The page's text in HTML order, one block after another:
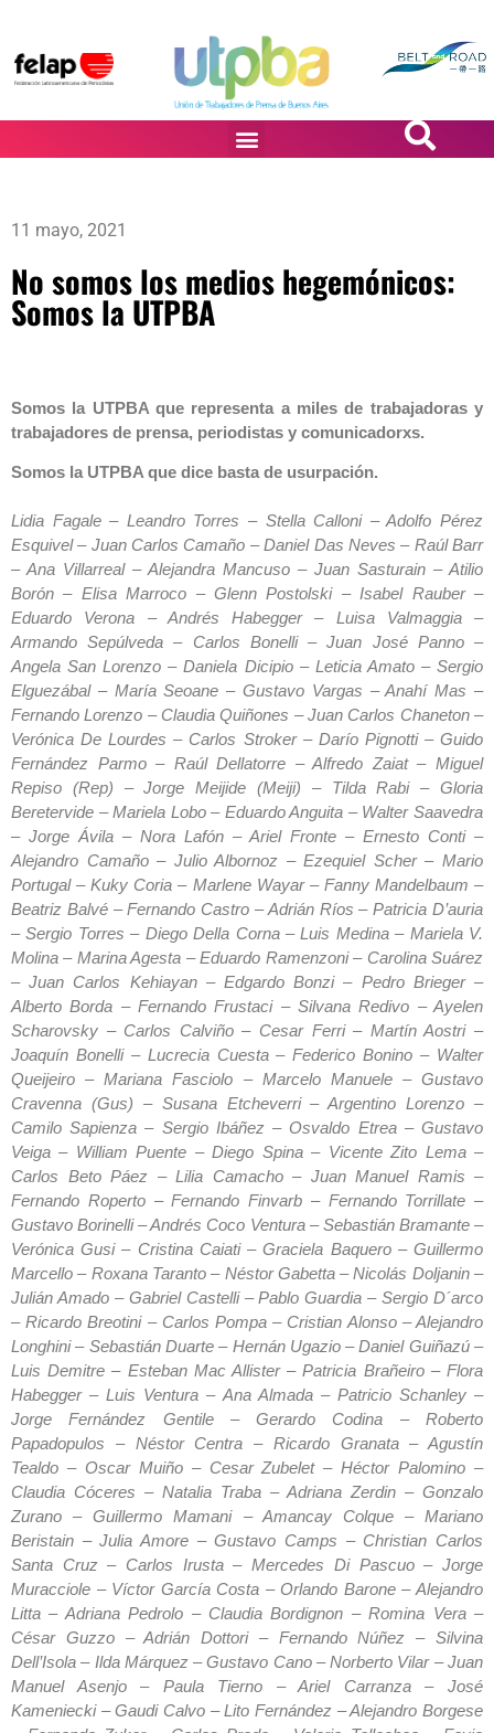
11 mayo, 2021
No somos los medios hegemónicos:
Somos la UTPBA
Somos la UTPBA que representa a miles de trabajadoras y
trabajadores de prensa, periodistas y comunicadorxs.
Somos la UTPBA que dice basta de usurpación.
Lidia Fagale – Leandro Torres – Stella Calloni – Adolfo Pérez Esquivel – Juan Carlos Camaño – Daniel Das Neves – Raúl Barr – Ana Villarreal – Alejandra Mancuso – Juan Sasturain – Atilio Borón – Elisa Marroco – Glenn Postolski – Isabel Rauber – Eduardo Verona – Andrés Habegger – Luisa Valmaggia – Armando Sepúlveda – Carlos Bonelli – Juan José Panno – Angela San Lorenzo – Daniela Dicipio – Leticia Amato – Sergio Elguezábal – María Seoane – Gustavo Vargas – Anahí Mas – Fernando Lorenzo – Claudia Quiñones – Juan Carlos Chaneton – Verónica De Lourdes – Carlos Stroker – Darío Pignotti – Guido Fernández Parmo – Raúl Dellatorre – Alfredo Zaiat – Miguel Repiso (Rep) – Jorge Meijide (Meiji) – Tilda Rabi – Gloria Beretervide – Mariela Lobo – Eduardo Anguita – Walter Saavedra – Jorge Ávila – Nora Lafón – Ariel Fronte – Ernesto Conti – Alejandro Camaño – Julio Albornoz – Ezequiel Scher – Mario Portugal – Kuky Coria – Marlene Wayar – Fanny Mandelbaum – Beatriz Balvé – Fernando Castro – Adrián Ríos – Patricia D’auria – Sergio Torres – Diego Della Corna – Luis Medina – Mariela V. Molina – Marina Agesta – Eduardo Ramenzoni – Carolina Suárez – Juan Carlos Kehiayan – Edgardo Bonzi – Pedro Brieger – Alberto Borda – Fernando Frustaci – Silvana Redivo – Ayelen Scharovsky – Carlos Calviño – Cesar Ferri – Martín Aostri – Joaquín Bonelli – Lucrecia Cuesta – Federico Bonino – Walter Queijeiro – Mariana Fasciolo – Marcelo Manuele – Gustavo Cravenna (Gus) – Susana Etcheverri – Argentino Lorenzo – Camilo Sapienza – Sergio Ibáñez – Osvaldo Etrea – Gustavo Veiga – William Puente – Diego Spina – Vicente Zito Lema – Carlos Beto Páez – Lilia Camacho – Juan Manuel Ramis – Fernando Roperto – Fernando Finvarb – Fernando Torrillate – Gustavo Borinelli – Andrés Coco Ventura – Sebastián Bramante – Verónica Gusi – Cristina Caiati – Graciela Baquero – Guillermo Marcello – Roxana Taranto – Néstor Gabetta – Nicolás Doljanin – Julián Amado – Gabriel Castelli – Pablo Guardia – Sergio D´arco – Ricardo Breotini – Carlos Pompa – Cristian Alonso – Alejandro Longhini – Sebastián Duarte – Hernán Ugazio – Daniel Guiñazú – Luis Demitre – Esteban Mac Allister – Patricia Brañeiro – Flora Habegger – Luis Ventura – Ana Almada – Patricio Schanley – Jorge Fernández Gentile – Gerardo Codina – Roberto Papadopulos – Néstor Centra – Ricardo Granata – Agustín Tealdo – Oscar Muiño – Cesar Zubelet – Héctor Palomino – Claudia Cóceres – Natalia Traba – Adriana Zerdin – Gonzalo Zurano – Guillermo Mamani – Amancay Colque – Mariano Beristain – Julia Amore – Gustavo Camps – Christian Carlos Santa Cruz – Carlos Irusta – Mercedes Di Pascuo – Jorge Muracciole – Víctor García Costa – Orlando Barone – Alejandro Litta – Adriana Pedrolo – Claudia Bordignon – Romina Vera – César Guzzo – Adrián Dottori – Fernando Núñez – Silvina Dell’Isola – Ilda Márquez – Gustavo Cano – Norberto Vilar – Juan Manuel Asenjo – Paula Tierno – Ariel Carranza – José Kameniecki – Gaudi Calvo – Lito Fernández – Alejandro Borgese – Fernando Zuker – Carlos Prado – Valeria Tellechea – Favio Verona – Fernando Brenner – Alberto Beto Ibarra – Alberto Cani Choque – Alejandra Gaudio – Alejandro Benedetti – Alfonso Choque Calzada – Américo Ruiz Moreno – Analía López – Aníbal López Guerra – Nélida Méndez – Raúl Moreno – Mario Hinostroza – Marta Schumperlin – Martín Elsseser – Nadia De Cinti – Martín Hacthoun – Miguel Aguirre – Miguel Hoyos – Miriam Abregó – Mirta Simon – Mónica Carinchi – Ariel Panella – Beatriz Jumilla – Carlos Gaspari – Carlos Rico – Carlos Ventura – Claudia Vellano – Claudio Blanco – Daniel Gialleonardo – Daniel Pisciottano – Daniel Suárez – David Arrighi – Eduardo Nocera – Fernando Tocco Basualdo – Freddy Garvizu – Gerardo Viera – Gregory Sánchez – Gustavo Alemany – Gustavo Orlando – Héctor Giambuzzi – Horacio Ramos – Hugo Pignataro – Jorge Ubertalli – José Cáceres – Juan Olarte – Lidia Rovito – Luis Soria – Luis Rua – Marcelo Erramuspe – Marcelo Rebossio – Margarita Bastias – Sebastián Rafanelli – Nahuel Arias – Nacho Siñani – Néstor Mariñelarena – Norberto García – Omar Vidal – Oscar Berón – Patricia Chiolo – Patricia Cigala – Carlos Allo – Ricardo Righi – Ricardo (Caridó) Rimoldi – Roberto Corbanini – Roberto Brey – Rocío Duarte – Jorge Goldemberg – Rubén Ifrán – Rubén Sacchi – Sofía Espul – Susana Achucarro – Tamara Medina – Víctor Zawistowski – Waldemar Palavecino – Adrián Di Nucci – Nadia Beherens – Raúl Zapata – Sergio Castro – Ernesto Perdiguera – Javier Di Pasquo – Daniel Gómez – Sebastián Alberio – Franco Luzzani – Ariel Toribio – Danilo Setten – Ada Crsitina Ronsisvalli – René Lema – Adalberto Cesar Cabrera – Marcelo Irungaray – Adams Medina – Adela Fabiana Vargas – María Miguelina Moreno – María Rosa Introni – María Rosa Rosello – Catalina Camaño Amato – Felicia Urbano – Nilda Fernández – Hugo Rossi – María S. Guerra – María San Martin Martínez – María Soraire – María Teresa Genero – María Teresita Zanuccoli – María Zacco – Marian Solange Casales – Mariana Ballestero – Alejandro Pairone – Mariana Jacob – Mariana Tonelli – Mariana Villarroel – Mariano Alegre – Mariano López – Mariano Luna – Adelaida Villalba – Ademar Lequepi – Adolfo Gómez de la Fuente – Adrian Gastón Leonardo – Norberto Ricardo Acevedo – Norma Amarilla – Norma Benítez – Norma Bertora – Norma Cardeñas De Rinaldi – Norma Cavalcanti – Norma Cirigliano – Rodrigo Fernández – Rodrigo Morales – Rogelio Acosta – Rogelio Quiroga – Roger Ricaldez – Roger Salgado – Rolando Aguilera – Rolando García – Rolando Martínez – Rolando Pardo Villarroel – Rolando Raúl Pérez – Rolando Rocha – Rolando Toconas – Román Ciprian Kowalski – Romina Laura Bosco – Romina Martínez Parfeniuk – Romina Mhor – Romina Paola Clemente – Romina Pérez – Romina Tomes – Ronald Nacho – Roque Aguirre – Roque Canteros – Roque Condori – Rosa Adelaida Acosta – Rosa Beatriz García – Rosa Elsa Hermitte – Norma Elisa Pitton – Norma Gladys Núñez – Norma Martha Vega – Raúl Pacheco Garnica – Raúl Peloni – Raúl Salvador Rondona – Raúl Vargas Alcántara – Raymundo Santos Ruiz – Reinaldo Betancourt – René Jaimes Cruz – René Orellana – Reynaldo Apaza – Reynaldo Casas – Reynaldo Gutiérrez – Ricardo De Los Santos – Ricardo Alonso – Rita Del Valle Di Rico – Rivera Vilma Esther Maldonado – Roberto Ángel García – Roberto Antonio Alvarado – Roberto Antonio Di Vita – Roberto Baldi – Roberto Saldivia Orozco – Roberto Carlos Portales – Roberto Carlos Valdez Peralta – Roberto Carozzo – Roberto Chávez – Roberto Conde – Roberto Daniel Polito – Roberto Eduardo Sayago – Roberto José Lagorio – Adrian Miguel Segovia – Adrian Pacheco – Adriana Elizabeth García – Adriana Farías – Marcos Leonardo Rodríguez – Margarita Álvarez – Margarita Dolores Garnica – Margarita Rylo – María Augusta Fernández – María Buxedas Batista – María Claudia Delmaffeo – María Cristina Agostoni – María Cristina ibáñez – María Cristina Jaime – María Cristina Kacmajor – Rubén Oscar Gayol – Rubén Paredes – Rubén Pereira – Rubén Zerpa – Ruby Vázquez – Rudencina Loza – Sabina Balderrama – Sabino Aguilar – Sabrina Caprarulo Grosoo – Sabrina Elizabeth Stugelmayer – Salvador Santuccio – Samuel Apaza – Sandra Angélica Humeres – Sandra Escobar Ramos – Sandra Marcela Herrera – Sandra Viviana Ponce – Santiago Pablo Alonso – Santiago Carlos Villarreal – Santiago di Meglio – Santiago Emanuel Brizuela – Santiago López Joffre – Santiago Neri Vázquez – Santiago Rodríguez – Sara Griselda Sánchez – Sara Harry – Sara Rojas – Saúl Klujer – Saverio Aquila – Saverio Di Stefano – Sebastián Borchiero – Sebastián Burgos – Adriana Pignataro – Adriana Rubio – Agustín Vignola – Agustina Buschi – Agustina Vargas Choque – Aida Gloria Pierini – Alan Leonel Cerrudo – Alba Chávez – Alberto Albornoz – María Cristina Mendioroz – María Cristina Ruiz – María de los Ángeles Richieri – María Del Carmen Abate – María del Carmen De Vittorio – María Del Carmen Heredia – María Del Carmen Pérez – María Del Carmen Quiroga – María del Lujan Mitri – María Elena Ibañez – Alberto David Salbidia – Alberto Erro – Alberto Espinoza – Alberto Ferreira – Alberto Giménez – María Fernández – María Florencia Llobet – María Gabriela Capellino – María Gabriela Celoria – María Gavín – María González Giménez – María Guerra – María Ibalo – María Inés Haquim – María Isabel Berneron – María Isabel Wertheimer – María Jaquelín Lequepi – María Jorgellina Cammarata – María José Colombo – María Laura Prieto – María Menéndez – Pablo Maldonado – Pablo Marin Larrea – Pablo Martin Guaglianoni – Pablo Martin Mangiarotti – Pablo Molinari -Pablo Núñez – Pablo Pereyra – Pablo Roberto Nadales – Pablo Rospide – Pablo Sebastián Acosta – Pablo Spivak – Pablo Víctor Zarate – Pablo Vranich – Pamela Llaveta – Maximiliano Pando – Paola Espíndola – Paola Gisela Carabajal – Paola Pignataro – Paolini María Zita – Patricia Andriolo -Patricia Araujo – Alberto Hougham – Alberto Jorge Sirvent – Alberto Lampugano – Alberto Pérez – Alberto Rossi – Alberto Tedeschi – Alberto Zamora – Alcides Talavera Ruiz Díaz – Aldo Gómez Villalba – Sebastián Cabrera – Sebastián Gaete – Sebastián Lescano – Sebastián Medina – Sebastián Morales – Sebastián Omar Huerta – Sebastián Ramella – Segundo Ermelindo Zelaya – Serafín Sanzo – Sergio Alexander Quispe – Sergio Cárdenas – Viviana Toledo – Vladimir Cruz Mamani – Walter Borean – Walter De Cabo – Walter Domingo Segovia – Walter Doria – Walter Fabián Amaya – Walter Fernández – Walter Gómez – Walter Javier Fernández – Walter Montecino – Walter Quea – Walter Rodolfo Alderete – Sergio Castro – Sergio Cayuqueo -Sergio Duarte – Sergio Eduardo Alfonzo – Alejandra Aguirre – Alejandra Caamaño – Alejandra Heguy – Alejandra Iarusso – Alejandra Maroto – María Elena Rey – María Elisa Podestá Cordero – María Encizo – María Estela Fernández – María Estela Palumbo – María Estela Bordon – María Ester Villaravid – María Ester Yatchesen – María Eugenia Álvarez – María Eva Ramella – María Fernanda Pérez – María Fernanda Tremul – Alejandra Paola Mesiano – Alejandra Serri – Alejandra Victoria Segovia – Ale